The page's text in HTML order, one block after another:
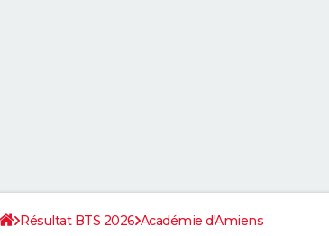
Résultat BTS 2026 Académie d'Amiens